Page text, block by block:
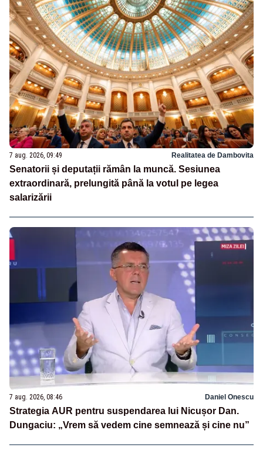
7 aug. 2026, 09:49 Realitatea de Dambovita
Senatorii și deputații rămân la muncă. Sesiunea
extraordinară, prelungită până la votul pe legea
salarizării
7 aug. 2026, 08:46 Daniel Onescu
Strategia AUR pentru suspendarea lui Nicușor Dan.
Dungaciu: „Vrem să vedem cine semnează și cine nu”